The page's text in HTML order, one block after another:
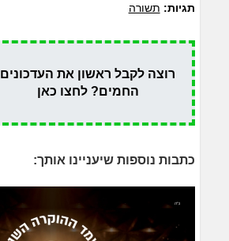
תגיות: תשורה
רוצה לקבל ראשון את העדכונים
החמים? לחצו כאן
כתבות נוספות שיעניינו אותך: